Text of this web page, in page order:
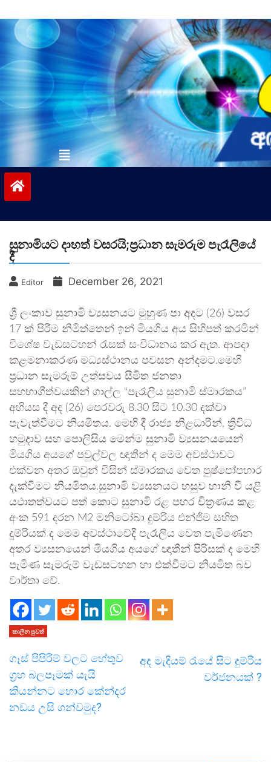
to
contentvinivida.lk
සුනාමියට දාහත් වසරයි;ප්‍රධාන සැමරුම පැරෑලියේ
දී
Editor December 26, 2021
ශ්‍රී ලංකාව සුනාමි ව්‍යසනයට මුහුණ පා අදට (26) වසර
17 ක් පිරීම නිමිත්තෙන් ඉන් මියගිය අය සිහිපත් කරමින්
විශේෂ වැඩසටහන් රැසක් සංවිධානය කර ඇත. ආපදා
කළමනාකරණ මධ්‍යස්ථානය පවසන අන්දමට.මෙහි
ප්‍රධාන සැමරුම් උත්සවය සීමිත ජනතා
සහභාගීත්වයකින් ගාල්ල “පැරෑලිය සුනාමි ස්මාරකය”
අභියස දී අද (26) පෙරවරු 8.30 සිට 10.30 දක්වා
පැවැත්වීමට නියමිතය. මෙහි දී රාජ්‍ය නිළධාරින්, ත්‍රිවිධ
හමුදාව සහ පොලිසිය මෙන්ම සුනාමි ව්‍යසනයයෙන්
මියගිය අයගේ පවුල්වල ඥාතීන් ද මෙම අවස්ථාවට
එක්වන අතර ඔවුන් විසින් ස්මාරකය වෙත පුෂ්පෝපහාර
දැක්වීමට නියමිතය.සුනාමි ව්‍යසනයට හසුව හානි වී යළි
යථාතත්වයට පත් කොට සුනාමි රළ පහර චිත්‍රණය කළ
අංක 591 දරන M2 මනිටෝබා දුම්රිය එන්ජිම සහිත
දුම්රියක් ද මෙම අවස්ථාවේදී පැරෑලිය වෙත පැමිණෙන
අතර ව්‍යසනයෙන් මියගිය අයගේ ඥාතීන් පිරිසක් ද මෙහි
පැමිණ සැමරුම් වැඩසටහන හා එක්වීමට නියමිත බව
වාර්තා වේ.
කාලීන පුවත්
ගෑස් පිපිරීම් වලට හේතුව
ග්‍රහ බලපෑමක් යැයි
කියන්නට හොර කේන්දර
නඩය උසි ගන්වමුද?
අද මැදියම් රැයේ සිට දුම්රිය
වර්ජනයක් ?